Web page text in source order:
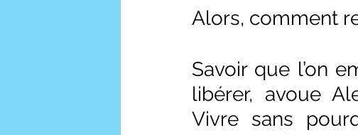
Alors, comment
Savoir que l’on
libérer, avoue
Vivre sans